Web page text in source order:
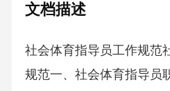
文档描述
社会体育指导员工作规范
规范一、社会体育指导员